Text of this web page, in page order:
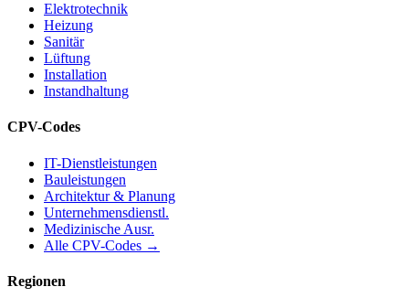
Elektrotechnik
Heizung
Sanitär
Lüftung
Installation
Instandhaltung
CPV-Codes
IT-Dienstleistungen
Bauleistungen
Architektur & Planung
Unternehmensdienstl.
Medizinische Ausr.
Alle CPV-Codes →
Regionen